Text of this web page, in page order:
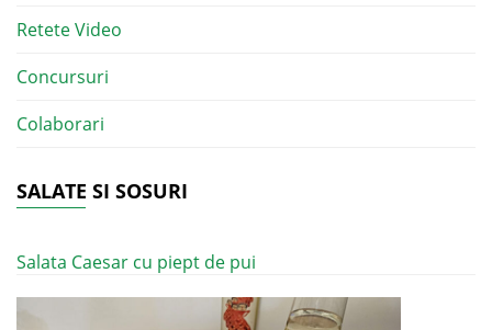
Retete Video
Concursuri
Colaborari
SALATE SI SOSURI
Salata Caesar cu piept de pui